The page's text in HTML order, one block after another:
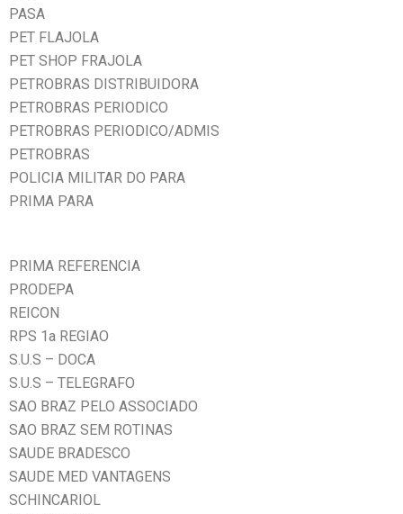
PASA
PET FLAJOLA
PET SHOP FRAJOLA
PETROBRAS DISTRIBUIDORA
PETROBRAS PERIODICO
PETROBRAS PERIODICO/ADMIS
PETROBRAS
POLICIA MILITAR DO PARA
PRIMA PARA
PRIMA REFERENCIA
PRODEPA
REICON
RPS 1a REGIAO
S.U.S – DOCA
S.U.S – TELEGRAFO
SAO BRAZ PELO ASSOCIADO
SAO BRAZ SEM ROTINAS
SAUDE BRADESCO
SAUDE MED VANTAGENS
SCHINCARIOL